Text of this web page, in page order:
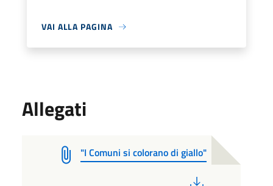
VAI ALLA PAGINA
Allegati
"I Comuni si colorano di giallo"